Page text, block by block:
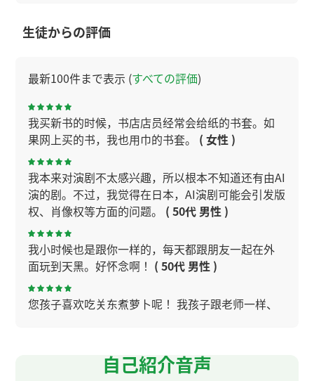
生徒からの評価
最新100件まで表示 (すべての評価)
我买新书的时候，书店店员经常会给纸的书套。如
果网上买的书，我也用巾的书套。 ( 女性 )
我本来对演剧不太感兴趣，所以根本不知道还有由AI
演的剧。不过，我觉得在日本，AI演剧可能会引发版
权、肖像权等方面的问题。 ( 50代 男性 )
我小时候也是跟你一样的，每天都跟朋友一起在外
面玩到天黑。好怀念啊！ ( 50代 男性 )
您孩子喜欢吃关东煮萝卜呢！ 我孩子跟老师一样、
跟𫚕鱼一起煮好吃。自己紹介音声